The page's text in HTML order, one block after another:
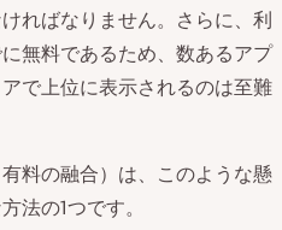
ればなりません。さらに、利
無料であるため、数あるアプ
で上位に表示されるのは至難
料の融合）は、このような懸
法の1つです。